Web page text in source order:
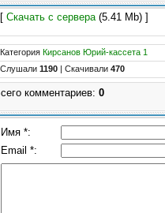
[ Скачать с сервера(5.41 Mb) ]
Категория Кирсанов Юрий-кассета 1
Слушали 1190 Скачивали 470
комментариев: 0
Имя *:
Email *: